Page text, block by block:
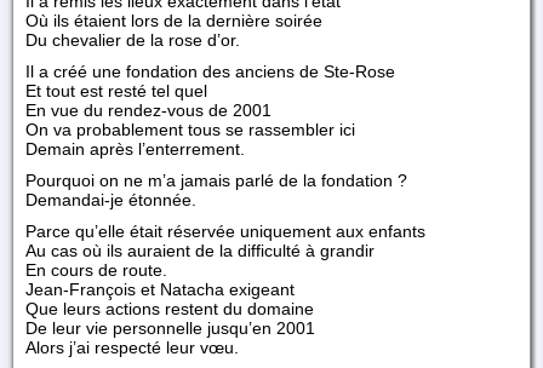
Où ils étaient lors de la dernière soirée
Du chevalier de la rose d’or.
Il a créé une fondation des anciens de Ste-Rose
Et tout est resté tel quel
En vue du rendez-vous de 2001
On va probablement tous se rassembler ici
Demain après l’enterrement.
Pourquoi on ne m’a jamais parlé de la fondation ?
Demandai-je étonnée.
Parce qu’elle était réservée uniquement aux enfants
Au cas où ils auraient de la difficulté à grandir
En cours de route.
Jean-François et Natacha exigeant
Que leurs actions restent du domaine
De leur vie personnelle jusqu’en 2001
Alors j’ai respecté leur vœu.